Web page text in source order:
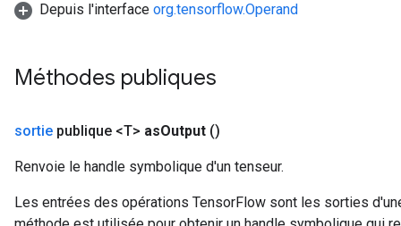
Depuis l'interface org.tensorflow.Operand
Méthodes publiques
sortie publique <T> asOutput ()
Renvoie le handle symbolique d'un tenseur.
Les entrées des opérations TensorFlow sont les sorties